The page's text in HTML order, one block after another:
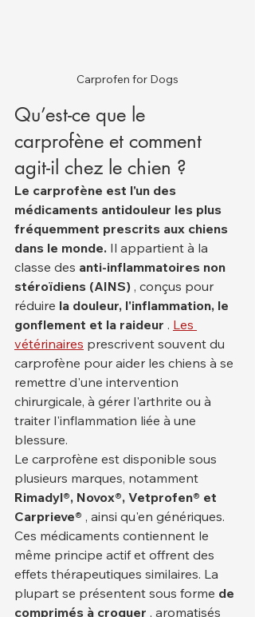
Carprofen for Dogs
Qu’est-ce que le
carprofène et comment
agit-il chez le chien ?
Le carprofène est l'un des
médicaments antidouleur les plus
fréquemment prescrits aux chiens
dans le monde. Il appartient à la
classe des anti-inflammatoires non
stéroïdiens (AINS) , conçus pour
réduire la douleur, l'inflammation, le
gonflement et la raideur . Les
vétérinaires prescrivent souvent du
carprofène pour aider les chiens à se
remettre d'une intervention
chirurgicale, à gérer l'arthrite ou à
traiter l'inflammation liée à une
blessure.
Le carprofène est disponible sous
plusieurs marques, notamment
Rimadyl®, Novox®, Vetprofen® et
Carprieve® , ainsi qu'en génériques.
Ces médicaments contiennent le
même principe actif et offrent des
effets thérapeutiques similaires. La
plupart se présentent sous forme de
comprimés à croquer , aromatisés